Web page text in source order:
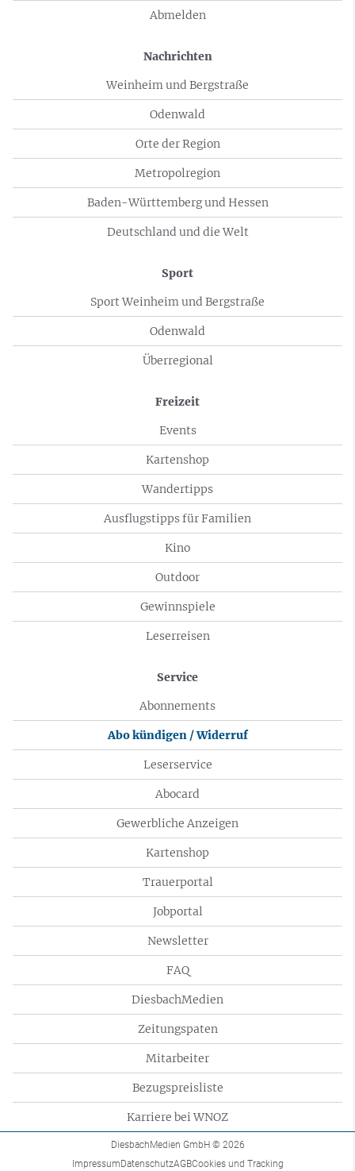
Abmelden
Nachrichten
Weinheim und Bergstraße
Odenwald
Orte der Region
Metropolregion
Baden-Württemberg und Hessen
Deutschland und die Welt
Sport
Sport Weinheim und Bergstraße
Odenwald
Überregional
Freizeit
Events
Kartenshop
Wandertipps
Ausflugstipps für Familien
Kino
Outdoor
Gewinnspiele
Leserreisen
Service
Abonnements
Abo kündigen / Widerruf
Leserservice
Abocard
Gewerbliche Anzeigen
Kartenshop
Trauerportal
Jobportal
Newsletter
FAQ
DiesbachMedien
Zeitungspaten
Mitarbeiter
Bezugspreisliste
Karriere bei WNOZ
DiesbachMedien GmbH © 2026
ImpressumDatenschutzAGBCookies und Tracking